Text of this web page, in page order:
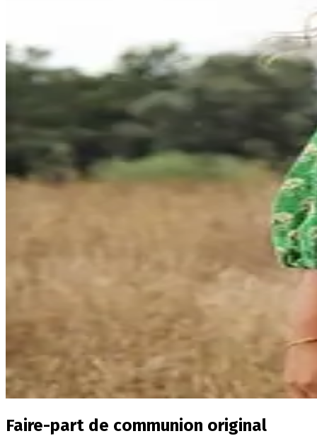
Faire-part de communion original